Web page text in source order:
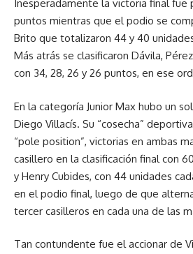
Inesperadamente la victoria final fue
puntos mientras que el podio se
Brito que totalizaron 44 y 40
Más atrás se clasificaron Dávila,
con 34, 28, 26 y 26 puntos, en ese
En la categoría Junior Max hubo un
Diego Villacís. Su “cosecha”
“pole position”, victorias en ambas
casillero en la clasificación final con
y Henry Cubides, con 44 unidades
en el podio final, luego de que
tercer casilleros en cada una de las
Tan contundente fue el accionar de